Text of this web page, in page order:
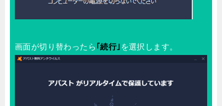
画面が切り替わったら ｢続行｣ を選択します。